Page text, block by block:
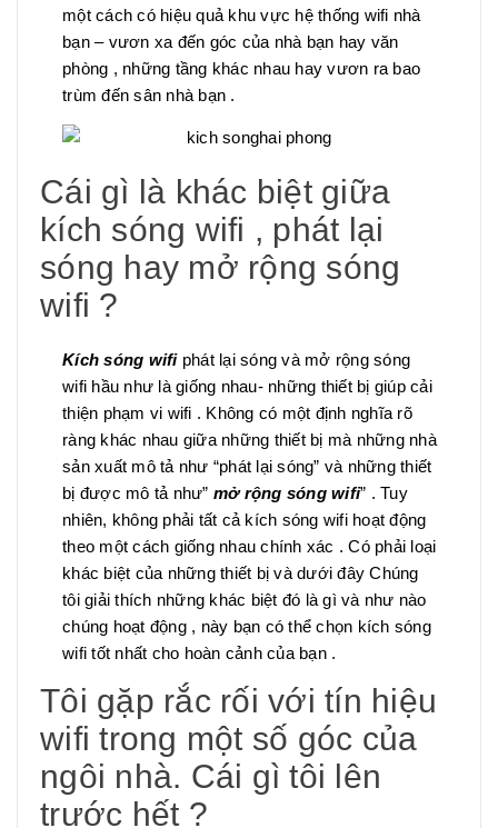
một cách có hiệu quả khu vực hệ thống wifi nhà
bạn – vươn xa đến góc của nhà bạn hay văn
phòng , những tầng khác nhau hay vươn ra bao
trùm đến sân nhà bạn .
Cái gì là khác biệt giữa
kích sóng wifi , phát lại
sóng hay mở rộng sóng
wifi ?
Kích sóng wifiphát lại sóng và mở rộng sóng
wifi hầu như là giống nhau- những thiết bị giúp cải
thiện phạm vi wifi . Không có một định nghĩa rõ
ràng khác nhau giữa những thiết bị mà những nhà
sản xuất mô tả như “phát lại sóng” và những thiết
bị được mô tả như” mở rộng sóng wifi” . Tuy
nhiên, không phải tất cả kích sóng wifi hoạt động
theo một cách giống nhau chính xác . Có phải loại
khác biệt của những thiết bị và dưới đây Chúng
tôi giải thích những khác biệt đó là gì và như nào
chúng hoạt động , này bạn có thể chọn kích sóng
wifi tốt nhất cho hoàn cảnh của bạn .
Tôi gặp rắc rối với tín hiệu
wifi trong một số góc của
ngôi nhà. Cái gì tôi lên
trước hết ?